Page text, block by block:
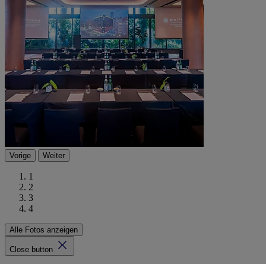
Vorige Weiter
1
2
3
4
Alle Fotos anzeigen
Close button